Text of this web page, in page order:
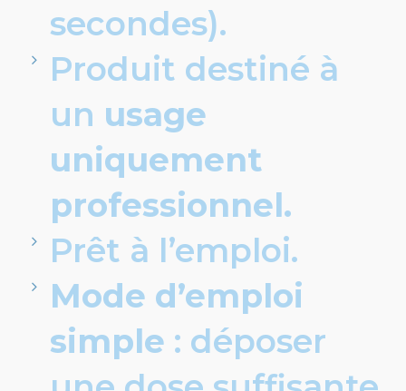
secondes).
Produit destiné à
un usage
uniquement
professionnel.
Prêt à l’emploi.
Mode d’emploi
simple : déposer